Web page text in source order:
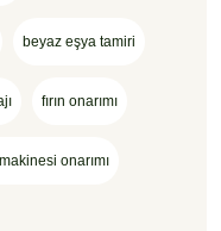
beyaz eşya tamiri
fırın onarımı
onarımı